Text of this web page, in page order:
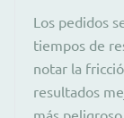
Los pedidos
tiempos de
notar la
resultados